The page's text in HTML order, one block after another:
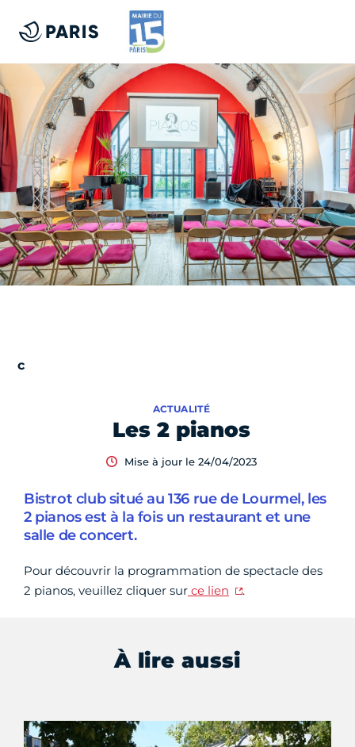
Les 2 pianos
ACTUALITÉ
Mise à jour le 24/04/2023
Bistrot club situé au 136 rue de Lourmel, les
2 pianos est à la fois un restaurant et une
salle de concert.
Pour découvrir la programmation de spectacle des
2 pianos, veuillez cliquer sur ce lien .
À lire aussi